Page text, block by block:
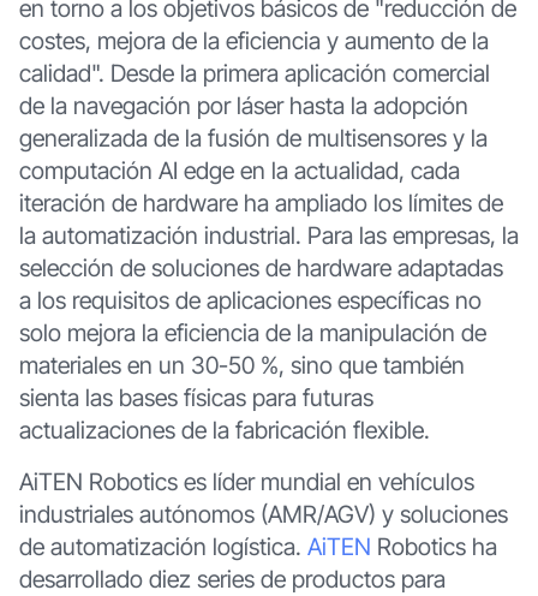
en torno a los objetivos básicos de "reducción de
costes, mejora de la eficiencia y aumento de la
calidad". Desde la primera aplicación comercial
de la navegación por láser hasta la adopción
generalizada de la fusión de multisensores y la
computación AI edge en la actualidad, cada
iteración de hardware ha ampliado los límites de
la automatización industrial. Para las empresas, la
selección de soluciones de hardware adaptadas
a los requisitos de aplicaciones específicas no
solo mejora la eficiencia de la manipulación de
materiales en un 30-50 %, sino que también
sienta las bases físicas para futuras
actualizaciones de la fabricación flexible.
AiTEN Robotics es líder mundial en vehículos
industriales autónomos (AMR/AGV) y soluciones
de automatización logística. AiTEN Robotics ha
desarrollado diez series de productos para